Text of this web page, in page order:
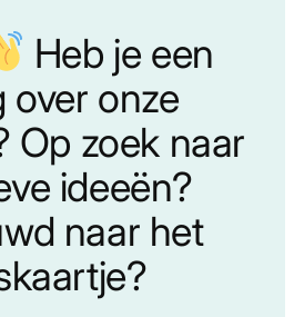
Heb je een
over onze
Op zoek naar
ideeën?
naar het